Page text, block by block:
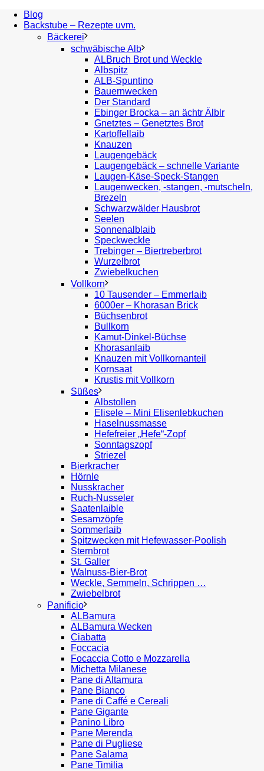
Blog
Backstube – Rezepte uvm.
Bäckerei
schwäbische Alb
ALBruch Brot und Weckle
Albspitz
ALB-Spuntino
Bauernwecken
Der Standard
Ebinger Brocka – an ächtr Älblr
Gnetztes – Genetztes Brot
Kartoffellaib
Knauzen
Laugengebäck
Laugengebäck – schnelle Variante
Laugen-Käse-Speck-Stangen
Laugenwecken, -stangen, -mutscheln,
Brezeln
Schwarzwälder Hausbrot
Seelen
Sonnenalblaib
Speckweckle
Trebinger – Biertreberbrot
Wurzelbrot
Zwiebelkuchen
Vollkorn
10 Tausender – Emmerlaib
6000er – Khorasan Brick
Büchsenbrot
Bullkorn
Kamut-Dinkel-Büchse
Khorasanlaib
Knauzen mit Vollkornanteil
Kornsaat
Krustis mit Vollkorn
Süßes
Albstollen
Elisele – Mini Elisenlebkuchen
Haselnussmasse
Hefefreier „Hefe“-Zopf
Sonntagszopf
Striezel
Bierkracher
Hörnle
Nusskracher
Ruch-Nusseler
Saatenlaible
Sesamzöpfe
Sommerlaib
Spitzwecken mit Hefewasser-Poolish
Sternbrot
St. Galler
Walnuss-Bier-Brot
Weckle, Semmeln, Schrippen …
Zwiebelbrot
Panificio
ALBamura
ALBamura Wecken
Ciabatta
Foccacia
Focaccia Cotto e Mozzarella
Michetta Milanese
Pane di Altamura
Pane Bianco
Pane di Caffé e Cereali
Pane Gigante
Panino Libro
Pane Merenda
Pane di Pugliese
Pane Salama
Pane Timilia